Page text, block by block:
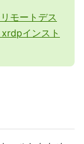
モートデス
インスト